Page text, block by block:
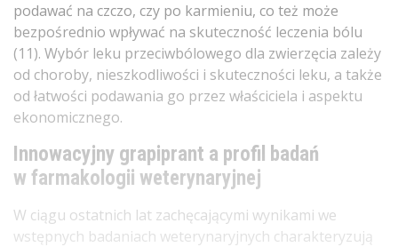
podawać na czczo, czy po karmieniu, co też może
bezpośrednio wpływać na skuteczność leczenia bólu
(11). Wybór leku przeciwbólowego dla zwierzęcia zależy
od choroby, nieszkodliwości i skuteczności leku, a także
od łatwości podawania go przez właściciela i aspektu
ekonomicznego.
Innowacyjny grapiprant a profil badań
w farmakologii weterynaryjnej
W ciągu ostatnich lat zachęcającymi wynikami we
wstępnych badaniach weterynaryjnych charakteryzują